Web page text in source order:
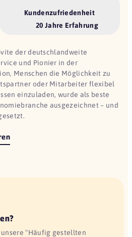
Kundenzufriedenheit
20 Jahre Erfahrung
der deutschlandweite
und Pionier in der
Menschen die Möglichkeit zu
oder Mitarbeiter flexibel
einzuladen, wurde als beste
ausgezeichnet – und
"Häufig gestellten